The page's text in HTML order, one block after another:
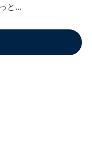
と...